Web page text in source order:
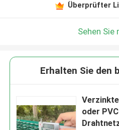
Überprüfter
Sehen Sie
Erhalten Sie den
oder